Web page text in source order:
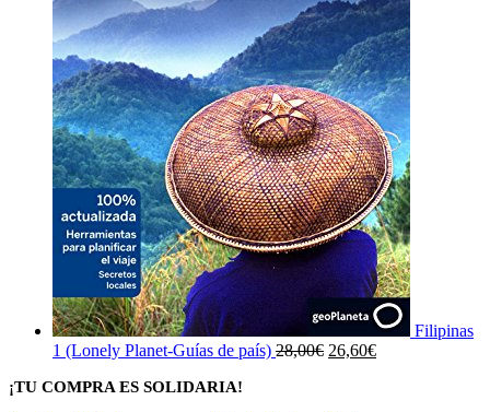
Filipinas
1 (Lonely Planet-Guías de país) 28,00€ El
26,60€El
¡TU COMPRA ES SOLIDARIA!